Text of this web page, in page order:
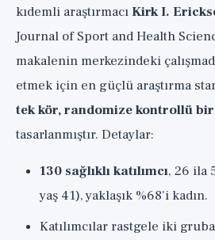
kıdemli araştırmacıKirk I.
Journal of Sport and Health
makalenin merkezindeki
etmek için en güçlü araştırma
tek kör, randomize kontrollü bir
tasarlanmıştır. Detaylar:
130 sağlıklı katılımcı, 26 ila
yaş 41), yaklaşık %68'i kadın.
Katılımcılar rastgele iki